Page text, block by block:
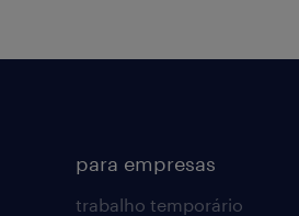
para empresas
trabalho temporário